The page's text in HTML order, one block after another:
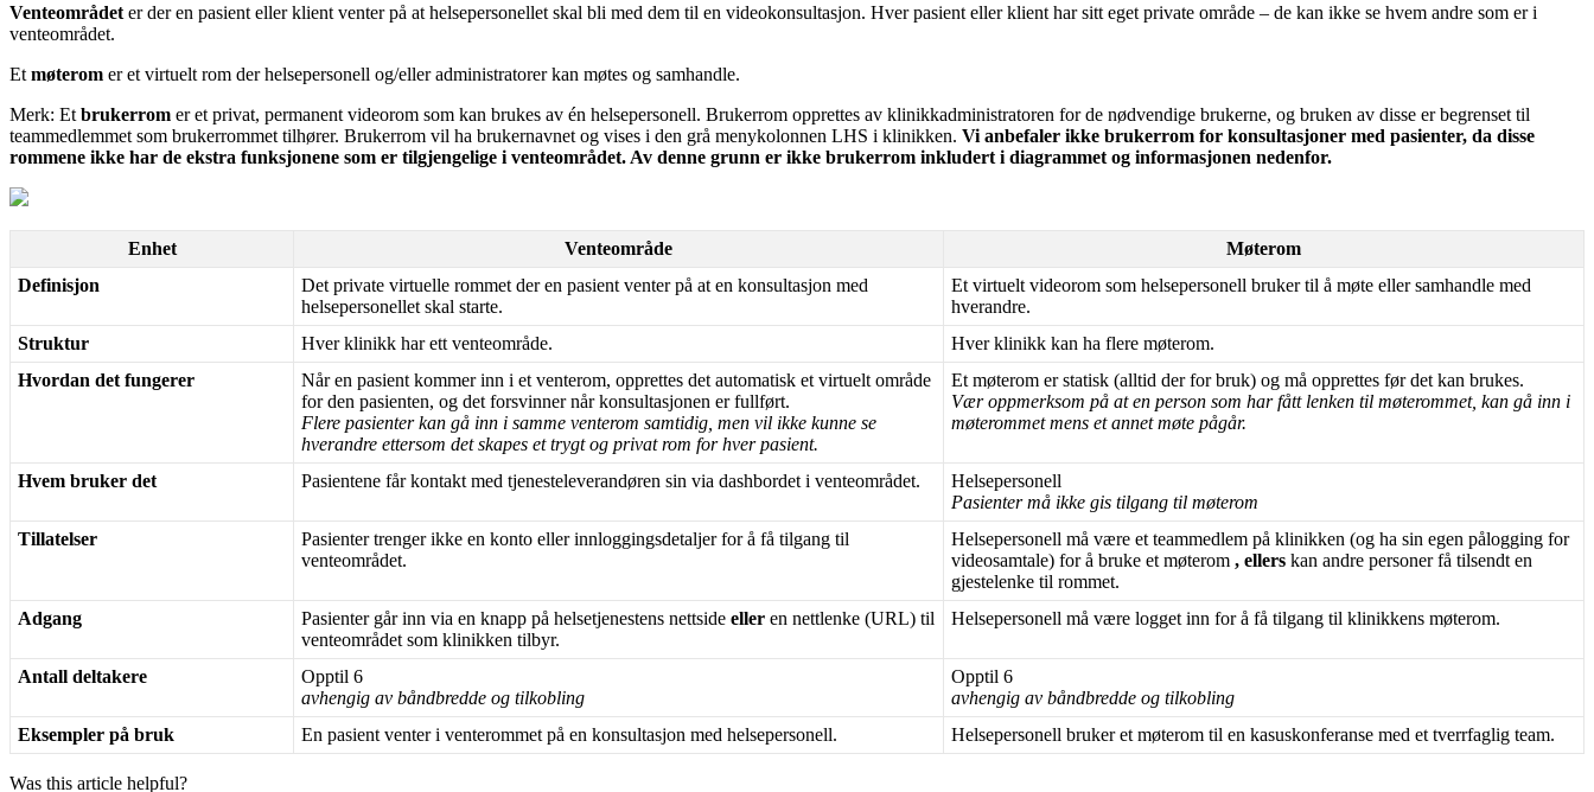
Venteområdet er der en pasient eller klient venter på at helsepersonellet skal bli med dem til en videokonsultasjon. Hver pasient eller klient har sitt eget private område – de kan ikke se hvem andre som er i
venteområdet.
Et møterom er et virtuelt rom der helsepersonell og/eller administratorer kan møtes og samhandle.
Merk: Et brukerrom er et privat, permanent videorom som kan brukes av én helsepersonell. Brukerrom opprettes av klinikkadministratoren for de nødvendige brukerne, og bruken av disse er begrenset til
teammedlemmet som brukerrommet tilhører. Brukerrom vil ha brukernavnet og vises i den grå menykolonnen LHS i klinikken. Vi anbefaler ikke brukerrom for konsultasjoner med pasienter, da disse
rommene ikke har de ekstra funksjonene som er tilgjengelige i venteområdet. Av denne grunn er ikke brukerrom inkludert i diagrammet og informasjonen nedenfor.
Enhet Venteområde Møterom
Definisjon
Det private virtuelle rommet der en pasient venter på at en konsultasjon med
helsepersonellet skal starte.
Et virtuelt videorom som helsepersonell bruker til å møte eller samhandle med
hverandre.
Struktur
Hver klinikk har ett venteområde. Hver klinikk kan ha flere møterom.
Hvordan det fungerer Når en pasient kommer inn i et venterom, opprettes det automatisk et virtuelt område
for den pasienten, og det forsvinner når konsultasjonen er fullført.
Flere pasienter kan gå inn i samme venterom samtidig men vil ikke kunne se
hverandre ettersom det skapes et trygt og privat rom for hver pasient.
Et møterom er statisk (alltid der for bruk) og må opprettes før det kan brukes.
Vær oppmerksom på at en person som har fått lenken til møterommet, kan gå inn i
møterommet mens et annet møte pågår.
Hvem bruker det Pasientene får kontakt med tjenesteleverandøren sin via dashbordet i venteområdet.
Helsepersonell
Pasienter må ikke gis tilgang til møterom
Tillatelser
Pasienter trenger ikke en konto eller innloggingsdetaljer for å få tilgang til
venteområdet.
Helsepersonell må være et teammedlem på klinikken (og ha sin egen pålogging for
videosamtale) for å bruke et møterom , ellers kan andre personer få tilsendt en
gjestelenke til rommet.
Adgang
Pasienter går inn via en knapp på helsetjenestens nettside eller en nettlenke (URL) til
venteområdet som klinikken tilbyr.
Helsepersonell må være logget inn for å få tilgang til klinikkens møterom.
Antall deltakere Opptil 6
avhengig av båndbredde og tilkobling
Opptil 6
avhengig av båndbredde og tilkobling
Eksempler på bruk En pasient venter i venterommet på en konsultasjon med helsepersonell. Helsepersonell bruker et møterom til en kasuskonferanse med et tverrfaglig team.
Was this article helpful?